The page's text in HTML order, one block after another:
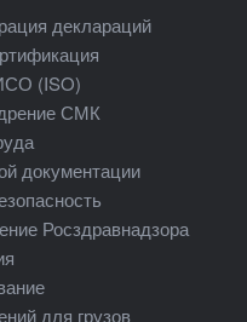
деклараций
(ISO)
СМК
документации
Росздравнадзора
для грузов